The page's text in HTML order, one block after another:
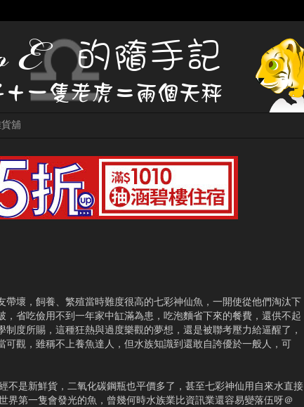
舖
壞，飼養、繁殖當時難度很高的七彩神仙魚，一開使從他們淘汰下
省吃儉用不到一年家中缸滿為患，吃泡麵省下來的餐費，還供不起
度所賜，這種狂熱與過度樂觀的夢想，還是被聯考壓力給逼醒了，
觀，雖稱不上養魚達人，但水族知識到還敢自誇優於一般人，可
是新鮮貨，二氧化碳鋼瓶也平價多了，甚至七彩神仙用自來水直接
第一隻會發光的魚，曾幾何時水族業比資訊業還容易變落伍呀＠